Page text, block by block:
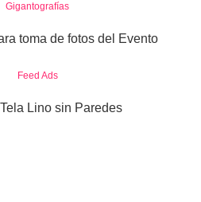
Gigantografías
toma de fotos del Evento
Feed Ads
Lino sin Paredes